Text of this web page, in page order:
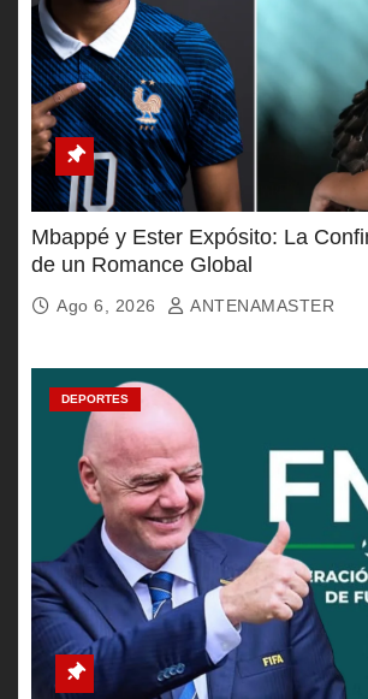
Mbappé y Ester Expósito: La
de un Romance Global
Ago 6, 2026 ANTENAMASTER
DEPORTES